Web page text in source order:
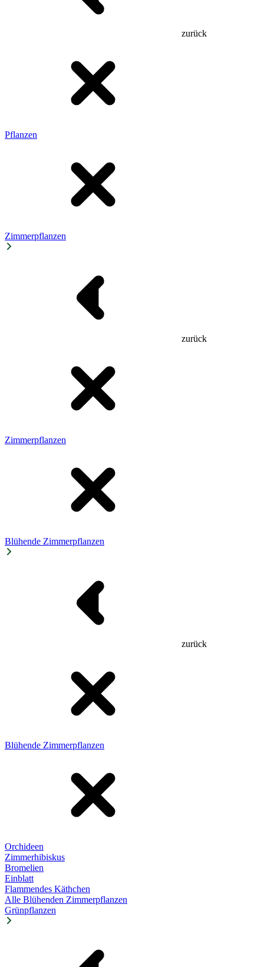
zurück
Pflanzen
Zimmerpflanzen
zurück
Zimmerpflanzen
Blühende Zimmerpflanzen
zurück
Blühende Zimmerpflanzen
Orchideen
Zimmerhibiskus
Bromelien
Einblatt
Flammendes Käthchen
Alle Blühenden Zimmerpflanzen
Grünpflanzen